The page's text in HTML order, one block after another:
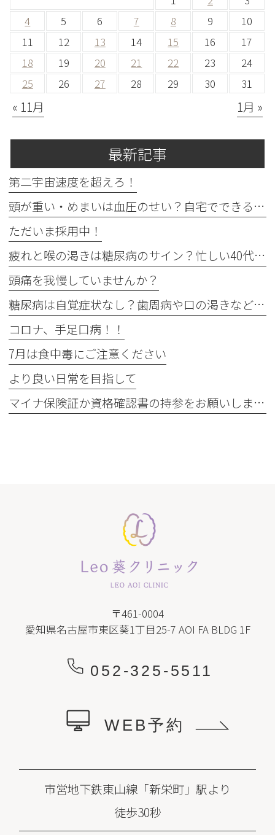
4
5 6 7 8 9
10
11
12 13 14 15 16
17
18
19 20 21 22 23
24
25
26 27 28 29 30 31
« 11月 1月 »
最新記事
第二宇宙速度を超えろ！
頭が重い・めまいは血圧のせい？自宅でできる確認法と受診目安
ただいま採用中！
疲れと喉の渇きは糖尿病のサイン？忙しい40代の受診目安
頭痛を我慢していませんか？
糖尿病は自覚症状なし？歯周病や口の渇きなど初期サイン5つと数値
コロナ、手足口病！！
7月は食中毒にご注意ください
より良い日常を目指して
マイナ保険証か資格確認書の持参をお願いします
〒461-0004
愛知県名古屋市東区葵1丁目25-7 AOI FA BLDG 1F
052-325-5511
WEB予約
市営地下鉄東山線「新栄町」駅より
徒歩30秒